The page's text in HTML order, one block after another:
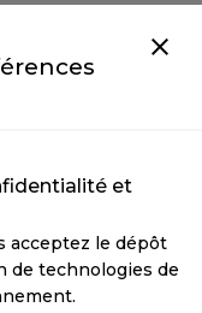
3 62 0
FLUOR
0 99 0
211 68
et
acceptez le dépôt
de technologies de